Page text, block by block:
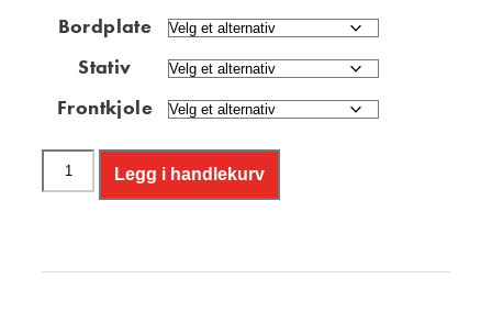
Bordplate
Stativ
Frontkjole
Legg i handlekurv